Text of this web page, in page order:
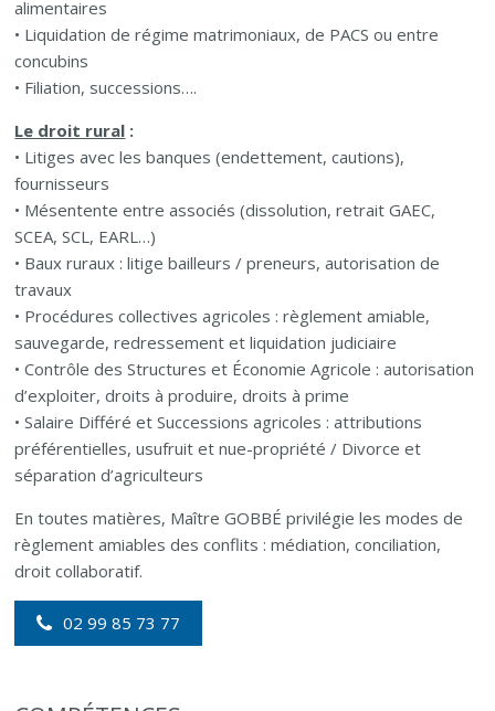
alimentaires
• Liquidation de régime matrimoniaux, de PACS ou entre
concubins
• Filiation, successions….
Le droit rural :
• Litiges avec les banques (endettement, cautions),
fournisseurs
• Mésentente entre associés (dissolution, retrait GAEC,
SCEA, SCL, EARL…)
• Baux ruraux : litige bailleurs / preneurs, autorisation de
travaux
• Procédures collectives agricoles : règlement amiable,
sauvegarde, redressement et liquidation judiciaire
• Contrôle des Structures et Économie Agricole : autorisation
d’exploiter, droits à produire, droits à prime
• Salaire Différé et Successions agricoles : attributions
préférentielles, usufruit et nue-propriété / Divorce et
séparation d’agriculteurs
En toutes matières, Maître GOBBÉ privilégie les modes de
règlement amiables des conflits : médiation, conciliation,
droit collaboratif.
02 99 85 73 77